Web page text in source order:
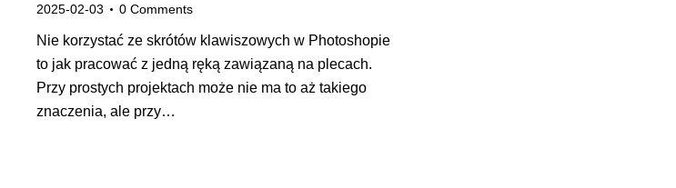
2025-02-03 0 Comments
Nie korzystać ze skrótów klawiszowych w Photoshopie
to jak pracować z jedną ręką zawiązaną na plecach.
Przy prostych projektach może nie ma to aż takiego
znaczenia, ale przy…